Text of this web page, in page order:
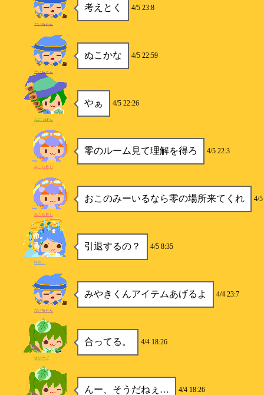
考えとく 4/5 23:8
だいちゃん
ぬこかな 4/5 22:59
だいちゃん
やぁ 4/5 22:26
ふにょぽん
零のルーム見て理解を得ろ 4/5 22:3
みこち推し
おこのみーいるなら零の場所来てくれ 4/
みこち推し
引退するの？ 4/5 8:35
時雨。
みやきくんアイテムあげるよ 4/4 23:7
だいちゃん
合ってる。 4/4 18:26
オリーブ
んー、そうだねぇ… 4/4 18:26